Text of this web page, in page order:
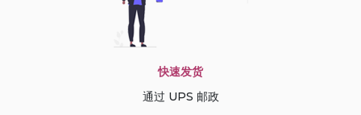
快速发货
通过 UPS 邮政